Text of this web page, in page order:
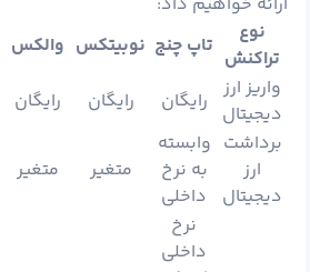
نوع
تراکنش تاپ چنج نوبیتکس والکس
واریز ارز
دیجیتال رایگان رایگان رایگان
برداشت
ارز
دیجیتال
وابسته
به نرخ
داخلی
متغیر متغیر
نرخ
داخلی